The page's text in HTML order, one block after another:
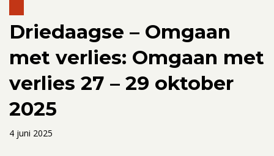
Driedaagse – Omgaan
met verlies: Omgaan met
verlies 27 – 29 oktober
2025
4 juni 2025